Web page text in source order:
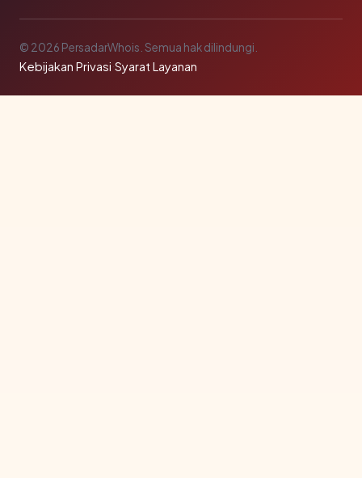
© 2026 PersadarWhois. Semua hak dilindungi.
Kebijakan Privasi·Syarat Layanan